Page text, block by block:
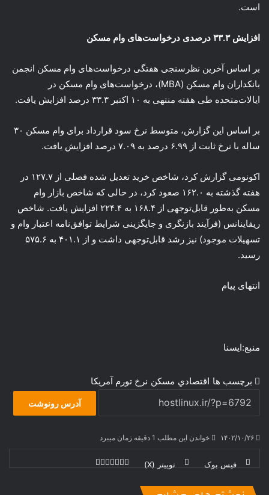
است.
افزایش ۳۳.۳ درصدی درخواست‌های وام مسکن
بر اساس آخرین نظرسنجی هفتگی درخواست‌های وام مسکن انجمن
بانکداران وام مسکن (MBA)، درخواست‌های وام مسکن در
ایالات‌متحده طی هفته منتهی به ۱۰ اکتبر ۳۳.۳ درصد افزایش یافت.
بر اساس این گزارش، متوسط ‌نرخ سود قرارداد برای وام مسکن ۳۰
ساله با نرخ ثابت از ۶.۹۹ درصد به ۷.۰۹ درصد افزایش یافت.
اکونومی گزارش کرد، شاخص خرید تعدیل شده فصلی از ۱۲۷.۷ در
هفته گذشته به ۱۶۲.۰ صعود کرد، در حالی که شاخص بازار وام
مسکن به‌طور قابل‌توجهی از ۱۶۸.۴ به ۲۲۴.۴ افزایش یافت. شاخص
ریفاینانس (فرآیند بازنگری و جایگزینی شرایط توافق‌نامه اعتبار وام و
تسهیلات موجود) نیز رشد قابل‌توجهی داشت و از ۴۰۱.۱ به ۵۷۵.۶
رسید.
انتهای پیام
منبع:ایسنا
برچسب ها اقتصادي مسكن نرخ تورم آمریکا
آدرس رونوشت
۱۴۰۲/۱۰/۲۶ خواندن این مطلب 1 دقیقه زمان میبرد
فیس بوک توییتر (X)